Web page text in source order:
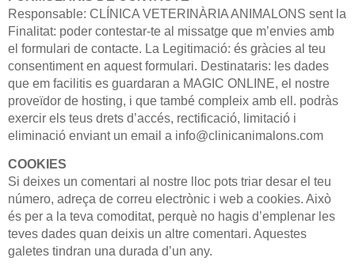
Responsable: CLÍNICA VETERINÀRIA ANIMALONS sent la
Finalitat: poder contestar-te al missatge que m’envies amb
el formulari de contacte. La Legitimació: és gràcies al teu
consentiment en aquest formulari. Destinataris: les dades
que em facilitis es guardaran a MAGIC ONLINE, el nostre
proveïdor de hosting, i que també compleix amb ell. podràs
exercir els teus drets d’accés, rectificació, limitació i
eliminació enviant un email a info@clinicanimalons.com
COOKIES
Si deixes un comentari al nostre lloc pots triar desar el teu
número, adreça de correu electrònic i web a cookies. Això
és per a la teva comoditat, perquè no hagis d’emplenar les
teves dades quan deixis un altre comentari. Aquestes
galetes tindran una durada d’un any.